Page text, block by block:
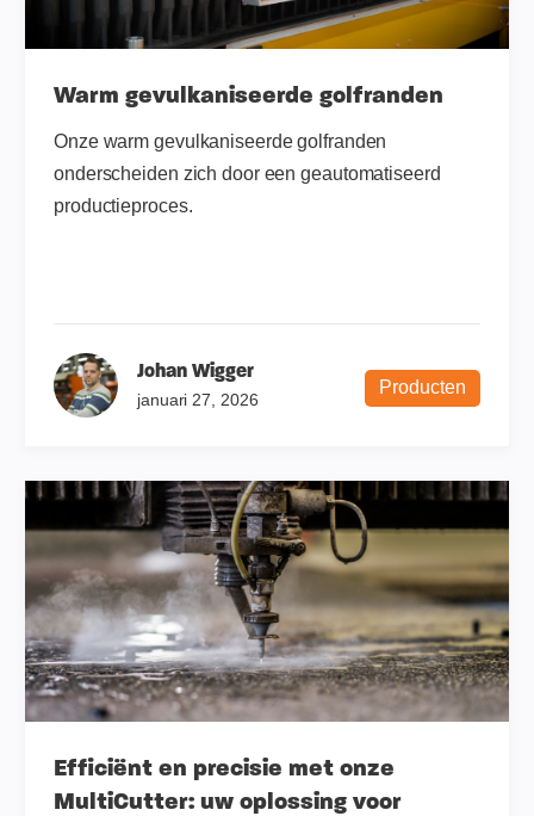
Warm gevulkaniseerde golfranden
Onze warm gevulkaniseerde golfranden
onderscheiden zich door een geautomatiseerd
productieproces.
Johan Wigger
januari 27, 2026
Producten
Efficiënt en precisie met onze
MultiCutter: uw oplossing voor